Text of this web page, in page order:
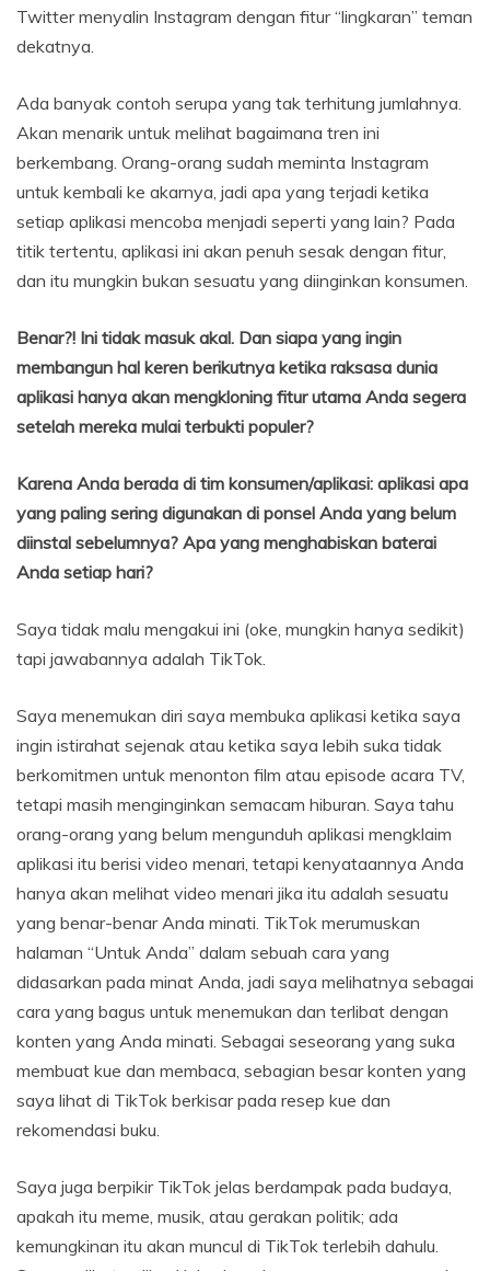
Twitter menyalin Instagram dengan fitur “lingkaran” teman
dekatnya.
Ada banyak contoh serupa yang tak terhitung jumlahnya.
Akan menarik untuk melihat bagaimana tren ini
berkembang. Orang-orang sudah meminta Instagram
untuk kembali ke akarnya, jadi apa yang terjadi ketika
setiap aplikasi mencoba menjadi seperti yang lain? Pada
titik tertentu, aplikasi ini akan penuh sesak dengan fitur,
dan itu mungkin bukan sesuatu yang diinginkan konsumen.
Benar?! Ini tidak masuk akal. Dan siapa yang ingin
membangun hal keren berikutnya ketika raksasa dunia
aplikasi hanya akan mengkloning fitur utama Anda segera
setelah mereka mulai terbukti populer?
Karena Anda berada di tim konsumen/aplikasi: aplikasi apa
yang paling sering digunakan di ponsel Anda yang belum
diinstal sebelumnya? Apa yang menghabiskan baterai
Anda setiap hari?
Saya tidak malu mengakui ini (oke, mungkin hanya sedikit)
tapi jawabannya adalah TikTok.
Saya menemukan diri saya membuka aplikasi ketika saya
ingin istirahat sejenak atau ketika saya lebih suka tidak
berkomitmen untuk menonton film atau episode acara TV,
tetapi masih menginginkan semacam hiburan. Saya tahu
orang-orang yang belum mengunduh aplikasi mengklaim
aplikasi itu berisi video menari, tetapi kenyataannya Anda
hanya akan melihat video menari jika itu adalah sesuatu
yang benar-benar Anda minati. TikTok merumuskan
halaman “Untuk Anda” dalam sebuah cara yang
didasarkan pada minat Anda, jadi saya melihatnya sebagai
cara yang bagus untuk menemukan dan terlibat dengan
konten yang Anda minati. Sebagai seseorang yang suka
membuat kue dan membaca, sebagian besar konten yang
saya lihat di TikTok berkisar pada resep kue dan
rekomendasi buku.
Saya juga berpikir TikTok jelas berdampak pada budaya,
apakah itu meme, musik, atau gerakan politik; ada
kemungkinan itu akan muncul di TikTok terlebih dahulu.